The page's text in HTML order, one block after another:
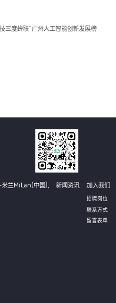
三度蝉联“广州人工智能创新发展榜
兰MiLan(中国), 新闻资讯 加入我们
招聘岗位
联系方式
留言表单